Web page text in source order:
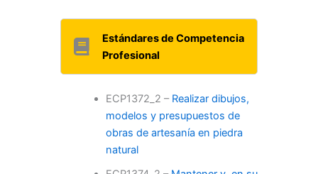
Estándares de Competencia
Profesional
ECP1372_2 – Realizar dibujos,
modelos y presupuestos de
obras de artesanía en piedra
natural